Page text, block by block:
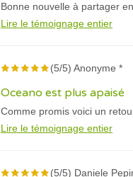
Bonne nouvelle à partager
Lire le témoignage entier
(5/5) Anonyme *
Oceano est plus apaisé
Comme promis voici un
Lire le témoignage entier
(5/5) Daniele